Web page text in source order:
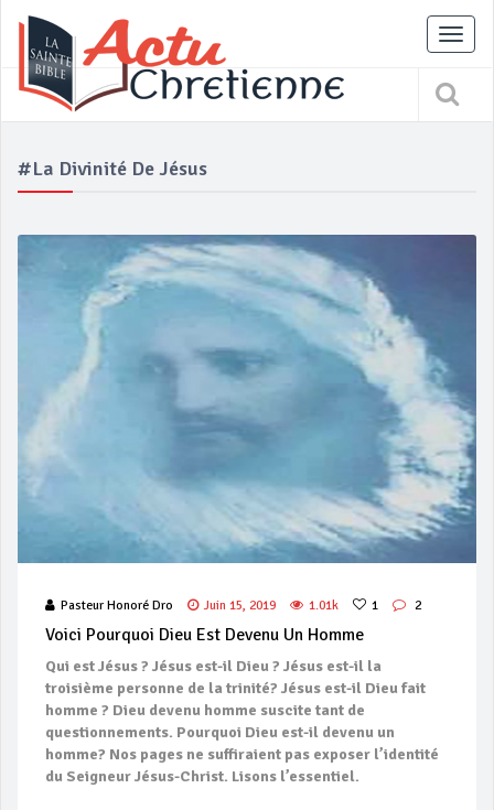
#la Divinité De Jésus
Pasteur Honoré Dro Juin 15, 2019 1.01k 1 2
Voici Pourquoi Dieu Est Devenu Un Homme
Qui est Jésus ? Jésus est-il Dieu ? Jésus est-il la
troisième personne de la trinité? Jésus est-il Dieu fait
homme ? Dieu devenu homme suscite tant de
questionnements. Pourquoi Dieu est-il devenu un
homme? Nos pages ne suffiraient pas exposer l’identité
du Seigneur Jésus-Christ. Lisons l’essentiel.